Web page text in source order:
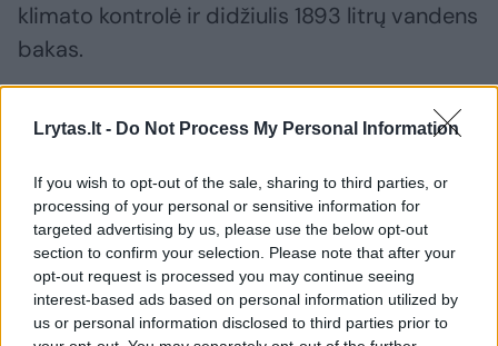
Lrytas.lt - Do Not Process My Personal Information
If you wish to opt-out of the sale, sharing to third parties, or
processing of your personal or sensitive information for
targeted advertising by us, please use the below opt-out
section to confirm your selection. Please note that after your
opt-out request is processed you may continue seeing
interest-based ads based on personal information utilized by
us or personal information disclosed to third parties prior to
klimato kontrolė ir didžiulis 1893 litrų vandens
bakas.
focus.ua
mašina Automobilis Rodyti daugiau žymių